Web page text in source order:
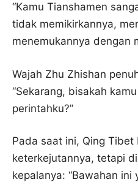
“Kamu Tianshamen
tidak memikirkannya,
menemukannya dengan
Wajah Zhu Zhishan
“Sekarang, bisakah
perintahku?”
Pada saat ini, Qing
keterkejutannya, tetapi
kepalanya: “Bawahan ini